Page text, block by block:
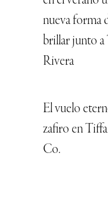
nueva forma
brillar junto a
Rivera
El vuelo
zafiro en
Co.